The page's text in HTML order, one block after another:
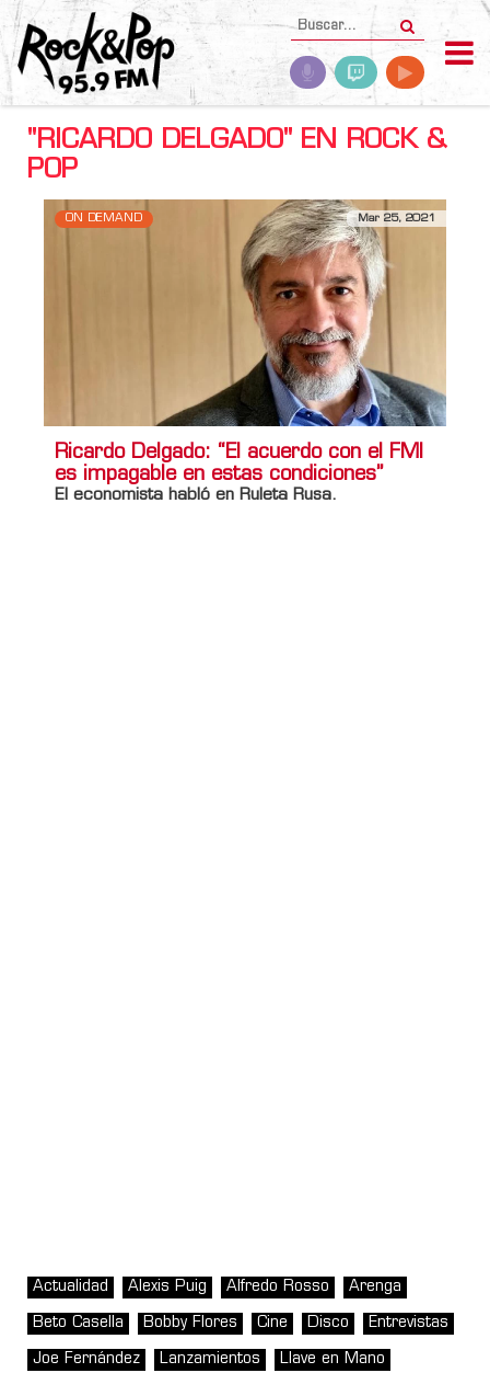
"RICARDO DELGADO" EN ROCK &
POP
ON DEMAND Mar 25, 2021
Ricardo Delgado: “El acuerdo con el FMI
es impagable en estas condiciones”
El economista habló en Ruleta Rusa.
Actualidad Alexis Puig Alfredo Rosso Arenga
Beto Casella Bobby Flores Cine Disco Entrevistas
Joe Fernández Lanzamientos Llave en Mano